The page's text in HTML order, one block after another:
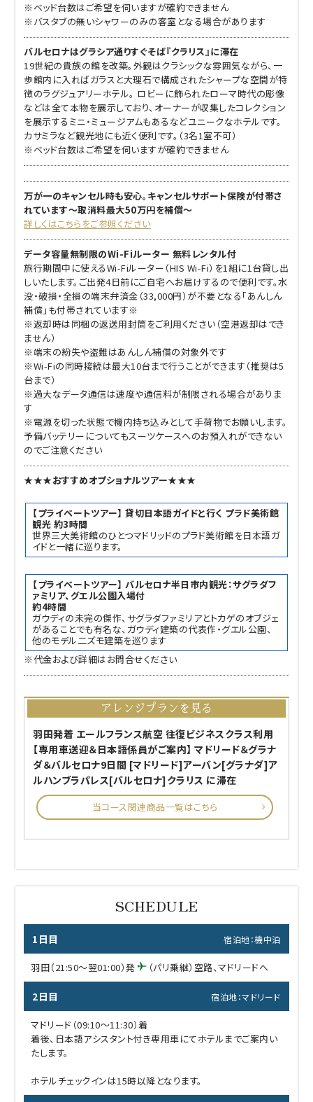
※ベッド台数はご希望を伺いますが確約できません
※バスタブの無いシャワーのみの客室となる場合があります
バルセロナはグラシア通りすぐそば『クラリス』に滞在
19世紀の貴族の館を改築。外観はクラシックな雰囲気ながら、一
歩館内に入ればガラスと大理石で構成されたシャープな空間が特
徴のラグジュアリーホテル。 ロビーに飾られたローマ時代の彫像
などは全て本物を展示しており、オーナーが収集したコレクション
を展示するミニ・ミュージアムもあるなどユニークなホテルです。
カサミラなど観光地にも近く便利です。（3名1室不可）
※ベッド台数はご希望を伺いますが確約できません
万が一のキャンセル時も安心。キャンセルサポート保険が付帯さ
れています～取消料最大50万円を補償～
詳しくはこちらをご参照ください
データ容量無制限のWi-Fiルーター 無料レンタル付
旅行期間中に使えるWi-Fiルーター（HIS Wi-Fi）を1組に1台貸し出
しいたします。ご出発4日前にご自宅へお届けするので便利です。水
没・破損・全損の端末弁済金（33,000円）が不要となる「あんしん
補償」も付帯されています※
※返却時は同梱の返送用封筒をご利用ください（空港返却はでき
ません）
※端末の紛失や盗難はあんしん補償の対象外です
※Wi-Fiの同時接続は最大10台まで行うことができます（推奨は5
台まで）
※過大なデータ通信は速度や通信料が制限される場合がありま
す
※電源を切った状態で機内持ち込みとして手荷物でお願いします。
予備バッテリーについてもスーツケースへのお預入れができない
のでご注意ください
★★★おすすめオプショナルツアー★★★
【プライベートツアー】 貸切日本語ガイドと行く プラド美術館
観光 約3時間
世界三大美術館のひとつマドリッドのプラド美術館を日本語ガ
イドと一緒に巡ります。
【プライベートツアー】 バルセロナ半日市内観光：サグラダフ
ァミリア、グエル公園入場付
約4時間
ガウディの未完の傑作、サグラダファミリアとトカゲのオブジェ
があることでも有名な、ガウディ建築の代表作・グエル公園、
他のモデル二ズモ建築を巡ります
※代金および詳細はお問合せください
アレンジプランを見る
羽田発着 エールフランス航空 往復ビジネスクラス利用
【専用車送迎＆日本語係員がご案内】 マドリード＆グラナ
ダ＆バルセロナ9日間 [マドリード]アーバン[グラナダ]ア
ルハンブラパレス[バルセロナ]クラリス に滞在
当コース関連商品一覧はこちら
1日目 宿泊地：機中泊
羽田（21:50～翌01:00）発 （パリ乗継）空路、マドリードへ
2日目 宿泊地：マドリード
マドリード（09:10～11:30）着
着後、日本語アシスタント付き専用車にてホテルまでご案内い
たします。
ホテルチェックインは15時以降となります。